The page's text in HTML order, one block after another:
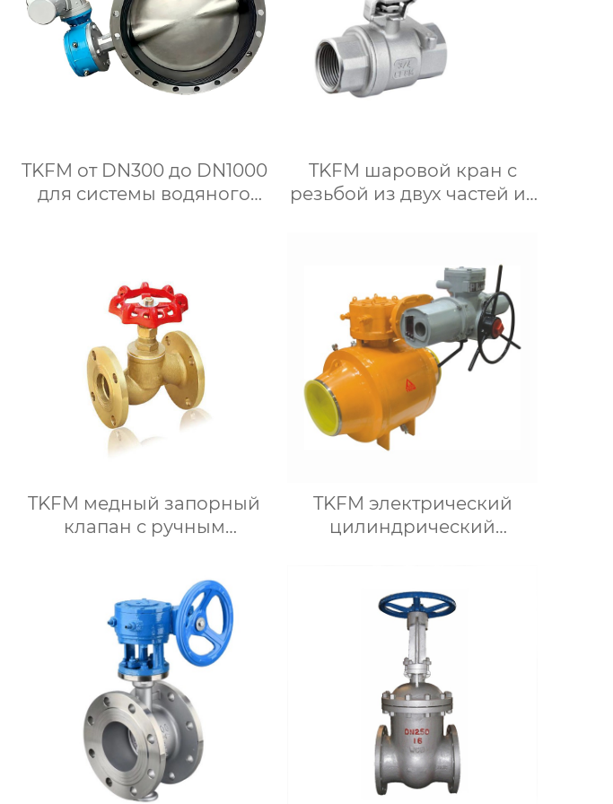
TKFM от DN300 до DN1000
для системы водяного
дроссельная заслонка
CF8 из нержавеющей
стали
TKFM шаровой кран с
резьбой из двух частей из
отопления
TKFM медный запорный
клапан с ручным
водяного отопления
TKFM электрический
цилиндрический
кран для химических
систем добычи нефти и
природного газа